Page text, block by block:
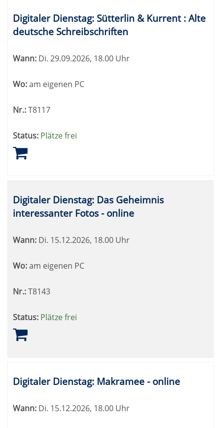
Digitaler Dienstag: Sütterlin & Kurrent : Alte
deutsche Schreibschriften
Wann: Di. 29.09.2026, 18.00 Uhr
Wo:am eigenen PC
Nr.:T8117
Status: Plätze frei
Digitaler Dienstag: Das Geheimnis
interessanter Fotos - online
Wann: Di. 15.12.2026, 18.00 Uhr
Wo:am eigenen PC
Nr.:T8143
Status: Plätze frei
Digitaler Dienstag: Makramee - online
Wann: Di. 15.12.2026, 18.00 Uhr